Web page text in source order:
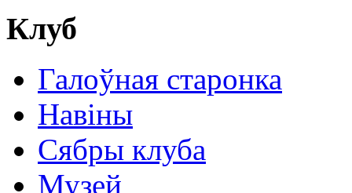
Клуб
Галоўная старонка
Навіны
Сябры клуба
Музей